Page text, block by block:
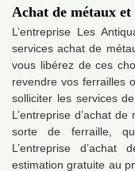
Achat de métaux
L’entreprise Les
services achat de
vous libérez de ces
revendre vos ferrailles
solliciter les services
L’entreprise d’achat
sorte de ferraille,
L’entreprise
estimation gratuite au